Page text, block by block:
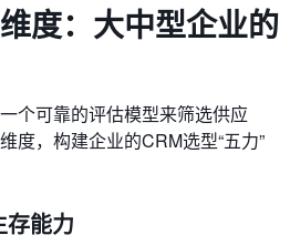
度：大中型企业的
个可靠的评估模型来筛选供应
度，构建企业的CRM选型“五力”
存能力